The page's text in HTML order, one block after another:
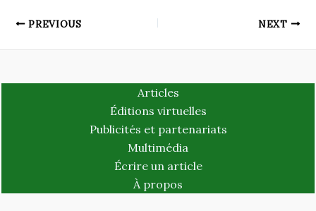
PREVIOUS NEXT
Articles
Éditions virtuelles
Publicités et partenariats
Multimédia
Écrire un article
À propos